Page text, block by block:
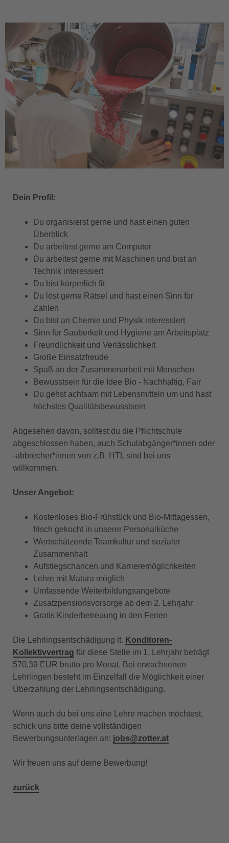
Dein Profil:
Du organisierst gerne und hast einen guten
Überblick
Du arbeitest gerne am Computer
Du arbeitest gerne mit Maschinen und bist an
Technik interessiert
Du bist körperlich fit
Du löst gerne Rätsel und hast einen Sinn für
Zahlen
Du bist an Chemie und Physik interessiert
Sinn für Sauberkeit und Hygiene am Arbeitsplatz
Freundlichkeit und Verlässlichkeit
Große Einsatzfreude
Spaß an der Zusammenarbeit mit Menschen
Bewusstsein für die Idee Bio - Nachhaltig, Fair
Du gehst achtsam mit Lebensmitteln um und hast
höchstes Qualitätsbewusstsein
Abgesehen davon, solltest du die Pflichtschule
abgeschlossen haben, auch Schulabgänger*innen oder
-abbrecher*innen von z.B. HTL sind bei uns
willkommen.
Unser Angebot:
Kostenloses Bio-Frühstück und Bio-Mittagessen,
frisch gekocht in unserer Personalküche
Wertschätzende Teamkultur und sozialer
Zusammenhalt
Aufstiegschancen und Karrieremöglichkeiten
Lehre mit Matura möglich
Umfassende Weiterbildungsangebote
Zusatzpensionsvorsorge ab dem 2. Lehrjahr
Gratis Kinderbetreuung in den Ferien
Die Lehrlingsentschädigung lt. Konditoren-
Kollektivvertrag für diese Stelle im 1. Lehrjahr beträgt
570,39 EUR brutto pro Monat. Bei erwachsenen
Lehrlingen besteht im Einzelfall die Möglichkeit einer
Überzahlung der Lehrlingsentschädigung.
Wenn auch du bei uns eine Lehre machen möchtest,
schick uns bitte deine vollständigen
Bewerbungsunterlagen an: jobs@zotter.at
Wir freuen uns auf deine Bewerbung!
zurück